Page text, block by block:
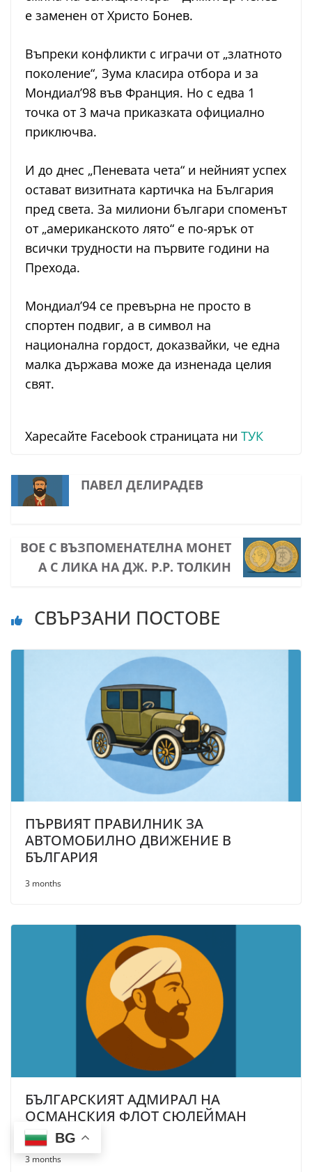
е заменен от Христо Бонев.
Въпреки конфликти с играчи от „златното
поколение“, Зума класира отбора и за
Мондиал’98 във Франция. Но с едва 1
точка от 3 мача приказката официално
приключва.
И до днес „Пеневата чета“ и нейният успех
остават визитната картичка на България
пред света. За милиони българи споменът
от „американското лято“ е по-ярък от
всички трудности на първите години на
Прехода.
Мондиал’94 се превърна не просто в
спортен подвиг, а в символ на
национална гордост, доказвайки, че една
малка държава може да изненада целия
свят.
Харесайте Facebook страницата ни ТУК
ПАВЕЛ ДЕЛИРАДЕВ
BOE С ВЪЗПОМЕНАТЕЛНА МОНЕТ
А С ЛИКА НА ДЖ. Р.Р. ТОЛКИН
СВЪРЗАНИ ПОСТОВЕ
ПЪРВИЯТ ПРАВИЛНИК ЗА
АВТОМОБИЛНО ДВИЖЕНИЕ В
БЪЛГАРИЯ
3 months
БЪЛГАРСКИЯТ АДМИРАЛ НА
ОСМАНСКИЯ ФЛОТ СЮЛЕЙМАН
БАЛТОГЛУ
3 months
BG